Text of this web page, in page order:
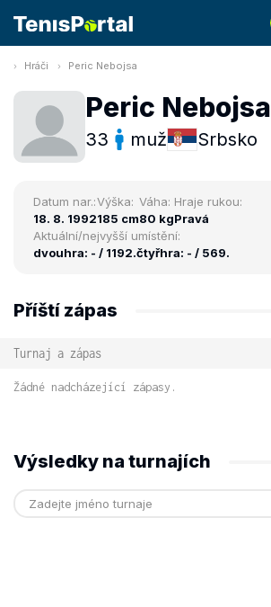
Hráči Peric Nebojsa
Peric Nebojsa
33 muž Srbsko
Datum nar.:
18. 8. 1992
Výška:
185 cm
Váha:
80 kg
Hraje rukou:
Pravá
Aktuální/nejvyšší umístění:
dvouhra: - / 1192.čtyřhra: - / 569.
Příští zápas
Turnaj a zápas
Žádné nadcházející zápasy.
Výsledky na turnajích